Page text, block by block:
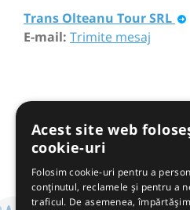
Trans Olteanu Tour SRL
E-mail: Trimite mesaj
Acest site web
cookie-uri
Folosim cookie-uri pentru a
conținutul, reclamele și pentru a
traficul. De asemenea, împărtășim